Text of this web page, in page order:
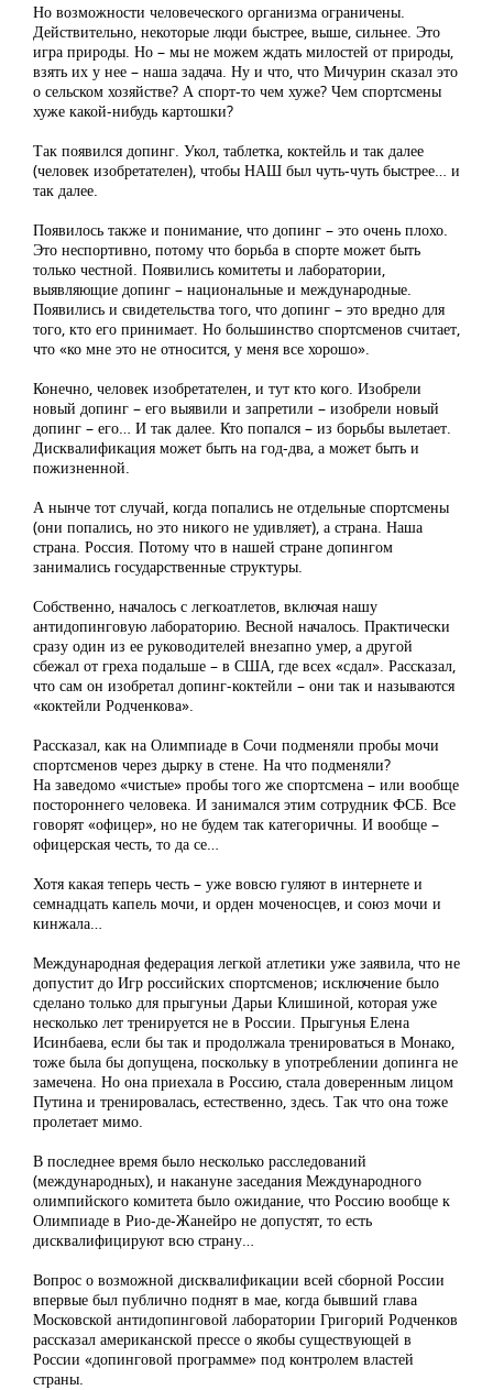
Но возможности человеческого организма ограничены.
Действительно, некоторые люди быстрее, выше, сильнее. Это
игра природы. Но – мы не можем ждать милостей от природы,
взять их у нее – наша задача. Ну и что, что Мичурин сказал это
о сельском хозяйстве? А спорт-то чем хуже? Чем спортсмены
хуже какой-нибудь картошки?
Так появился допинг. Укол, таблетка, коктейль и так далее
(человек изобретателен), чтобы НАШ был чуть-чуть быстрее… и
так далее.
Появилось также и понимание, что допинг – это очень плохо.
Это неспортивно, потому что борьба в спорте может быть
только честной. Появились комитеты и лаборатории,
выявляющие допинг – национальные и международные.
Появились и свидетельства того, что допинг – это вредно для
того, кто его принимает. Но большинство спортсменов считает,
что «ко мне это не относится, у меня все хорошо».
Конечно, человек изобретателен, и тут кто кого. Изобрели
новый допинг – его выявили и запретили – изобрели новый
допинг – его… И так далее. Кто попался – из борьбы вылетает.
Дисквалификация может быть на год-два, а может быть и
пожизненной.
А нынче тот случай, когда попались не отдельные спортсмены
(они попались, но это никого не удивляет), а страна. Наша
страна. Россия. Потому что в нашей стране допингом
занимались государственные структуры.
Собственно, началось с легкоатлетов, включая нашу
антидопинговую лабораторию. Весной началось. Практически
сразу один из ее руководителей внезапно умер, а другой
сбежал от греха подальше – в США, где всех «сдал». Рассказал,
что сам он изобретал допинг-коктейли – они так и называются
«коктейли Родченкова».
Рассказал, как на Олимпиаде в Сочи подменяли пробы мочи
спортсменов через дырку в стене. На что подменяли?
На заведомо «чистые» пробы того же спортсмена – или вообще
постороннего человека. И занимался этим сотрудник ФСБ. Все
говорят «офицер», но не будем так категоричны. И вообще –
офицерская честь, то да се…
Хотя какая теперь честь – уже вовсю гуляют в интернете и
семнадцать капель мочи, и орден моченосцев, и союз мочи и
кинжала…
Международная федерация легкой атлетики уже заявила, что не
допустит до Игр российских спортсменов; исключение было
сделано только для прыгуньи Дарьи Клишиной, которая уже
несколько лет тренируется не в России. Прыгунья Елена
Исинбаева, если бы так и продолжала тренироваться в Монако,
тоже была бы допущена, поскольку в употреблении допинга не
замечена. Но она приехала в Россию, стала доверенным лицом
Путина и тренировалась, естественно, здесь. Так что она тоже
пролетает мимо.
В последнее время было несколько расследований
(международных), и накануне заседания Международного
олимпийского комитета было ожидание, что Россию вообще к
Олимпиаде в Рио-де-Жанейро не допустят, то есть
дисквалифицируют всю страну…
Вопрос о возможной дисквалификации всей сборной России
впервые был публично поднят в мае, когда бывший глава
Московской антидопинговой лаборатории Григорий Родченков
рассказал американской прессе о якобы существующей в
России «допинговой программе» под контролем властей
страны.